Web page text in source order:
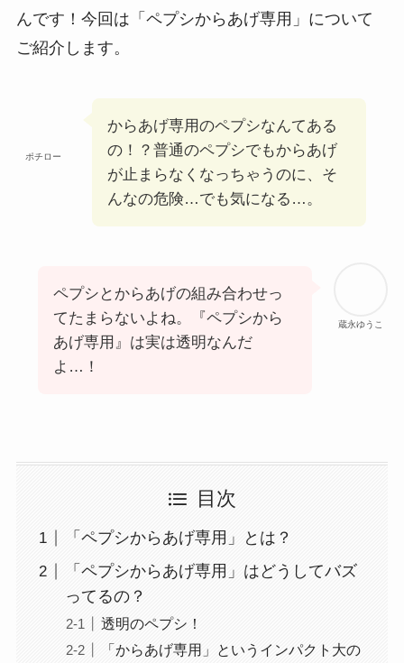
んです！今回は「ペプシからあげ専用」について
ご紹介します。
ポチロー
からあげ専用のペプシなんてある
の！？普通のペプシでもからあげ
が止まらなくなっちゃうのに、そ
んなの危険…でも気になる…。
蔵永ゆうこ
ペプシとからあげの組み合わせっ
てたまらないよね。『ペプシから
あげ専用』は実は透明なんだ
よ…！
目次
「ペプシからあげ専用」とは？
「ペプシからあげ専用」はどうしてバズ
ってるの？
透明のペプシ！
「からあげ専用」というインパクト大の